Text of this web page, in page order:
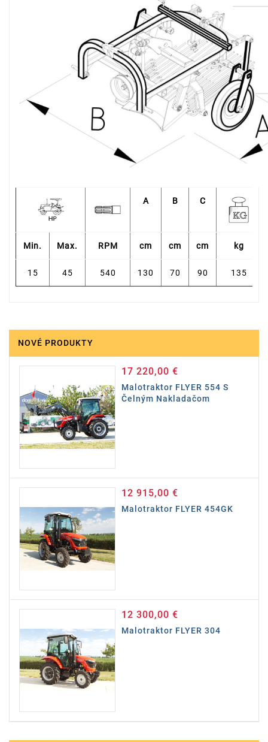
A B C
Min. Max. RPM cm cm cm kg
15 45 540 130 70 90 135
NOVÉ PRODUKTY
17 220,00 €Cena
Malotraktor FLYER 554 S
Čelným Nakladačom
12 915,00 €Cena
Malotraktor FLYER 454GK
12 300,00 €Cena
Malotraktor FLYER 304